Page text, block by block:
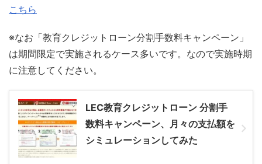
こちら
※なお「教育クレジットローン分割手数料キャンペーン」
は期間限定で実施されるケース多いです。なので実施時期
に注意してください。
LEC教育クレジットローン 分割手
数料キャンペーン、月々の支払額を
シミュレーションしてみた